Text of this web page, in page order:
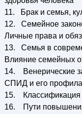
11. Брак и семья,
12. Семейное
Личные права и
13. Семья в
Влияние семейных
14. Венерические
СПИД и его
15. Классификация
16. Пути